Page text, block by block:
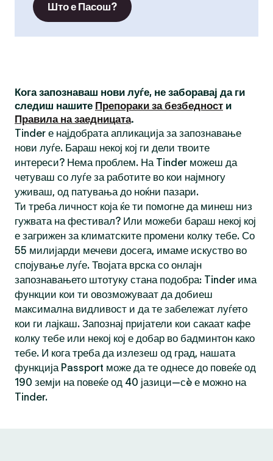
Што е Пасош?
Кога запознаваш нови луѓе, не заборавај да ги
следиш нашите Препораки за безбедност и
Правила на заедницата.
Tinder е најдобрата апликација за запознавање
нови луѓе. Бараш некој кој ги дели твоите
интереси? Нема проблем. На Tinder можеш да
четуваш со луѓе за работите во кои најмногу
уживаш, од патувања до ноќни пазари.
Ти треба личност која ќе ти помогне да минеш низ
гужвата на фестивал? Или можеби бараш некој кој
е загрижен за климатските промени колку тебе. Со
55 милијарди мечеви досега, имаме искуство во
спојување луѓе. Твојата врска со онлајн
запознавањето штотуку стана подобра: Tinder има
функции кои ти овозможуваат да добиеш
максимална видливост и да те забележат луѓето
кои ги лајкаш. Запознај пријатели кои сакаат кафе
колку тебе или некој кој е добар во бадминтон како
тебе. И кога треба да излезеш од град, нашата
функција Passport може да те однесе до повеќе од
190 земји на повеќе од 40 јазици—сè е можно на
Tinder.